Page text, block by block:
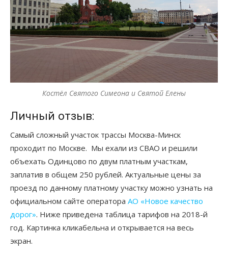
Костёл Святого Симеона и Святой Елены
Личный отзыв:
Самый сложный участок трассы Москва-Минск
проходит по Москве. Мы ехали из СВАО и решили
объехать Одинцово по двум платным участкам,
заплатив в общем 250 рублей. Актуальные цены за
проезд по данному платному участку можно узнать на
официальном сайте оператора АО «Новое качество
дорог». Ниже приведена таблица тарифов на 2018-й
год. Картинка кликабельна и открывается на весь
экран.